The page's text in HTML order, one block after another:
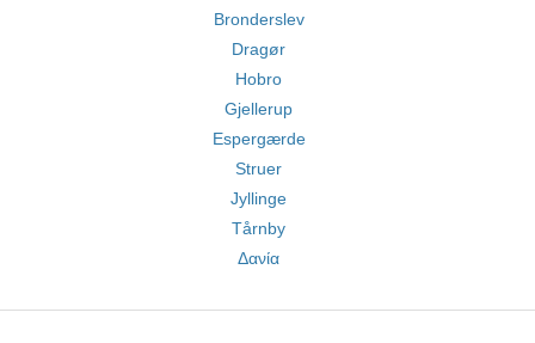
Bronderslev
Dragør
Hobro
Gjellerup
Espergærde
Struer
Jyllinge
Tårnby
Δανία